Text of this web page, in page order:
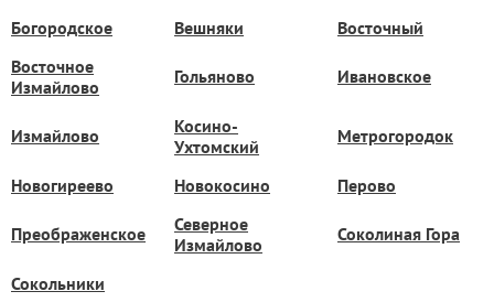
Богородское Вешняки
Восточный
Восточное
Измайлово
Гольяново Ивановское
Измайлово
Косино-
Ухтомский
Метрогородок
Новогиреево Новокосино Перово
Преображенское
Северное
Измайлово
Соколиная Гора
Сокольники